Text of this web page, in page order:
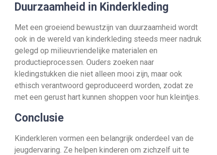
Duurzaamheid in Kinderkleding
Met een groeiend bewustzijn van duurzaamheid wordt
ook in de wereld van kinderkleding steeds meer nadruk
gelegd op milieuvriendelijke materialen en
productieprocessen. Ouders zoeken naar
kledingstukken die niet alleen mooi zijn, maar ook
ethisch verantwoord geproduceerd worden, zodat ze
met een gerust hart kunnen shoppen voor hun kleintjes.
Conclusie
Kinderkleren vormen een belangrijk onderdeel van de
jeugdervaring. Ze helpen kinderen om zichzelf uit te